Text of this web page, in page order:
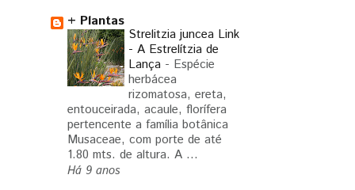
+ Plantas
Strelitzia juncea Link
- A Estrelítzia de
Lança - Espécie
herbácea
rizomatosa, ereta,
entouceirada, acaule, florífera
pertencente a família botânica
Musaceae, com porte de até
1.80 mts. de altura. A ...
Há 9 anos